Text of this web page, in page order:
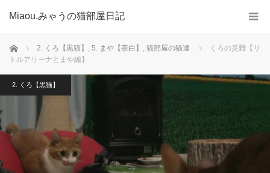
Miaou.みゃうの猫部屋日記
ホーム 2. くろ【黒猫】 , 5. まや【茶白】 , 猫部屋の猫達
くろの災難【リ
トルアリーナとまや編】
2. くろ【黒猫】